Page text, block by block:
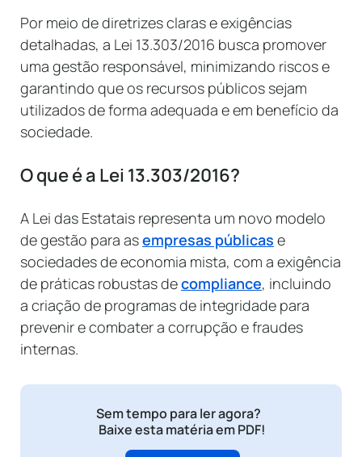
Por meio de diretrizes claras e exigências
detalhadas, a Lei 13.303/2016 busca promover
uma gestão responsável, minimizando riscos e
garantindo que os recursos públicos sejam
utilizados de forma adequada e em benefício da
sociedade.
O que é a Lei 13.303/2016?
A Lei das Estatais representa um novo modelo
de gestão para asempresas públicas e
sociedades de economia mista, com a exigência
de práticas robustas decompliance, incluindo
a criação de programas de integridade para
prevenir e combater a corrupção e fraudes
internas.
Sem tempo para ler agora?
Baixe esta matéria em PDF!